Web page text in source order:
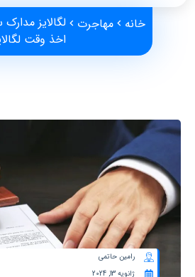
خانه مهاجرت
لگالایز
اخذ وقت لگالایز
رامین حاتمی
ژانویه 13, 2024